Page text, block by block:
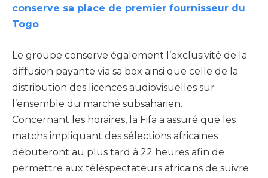
conserve sa place de premier fournisseur du
Togo
Le groupe conserve également l’exclusivité de la
diffusion payante via sa box ainsi que celle de la
distribution des licences audiovisuelles sur
l’ensemble du marché subsaharien.
Concernant les horaires, la Fifa a assuré que les
matchs impliquant des sélections africaines
débuteront au plus tard à 22 heures afin de
permettre aux téléspectateurs africains de suivre